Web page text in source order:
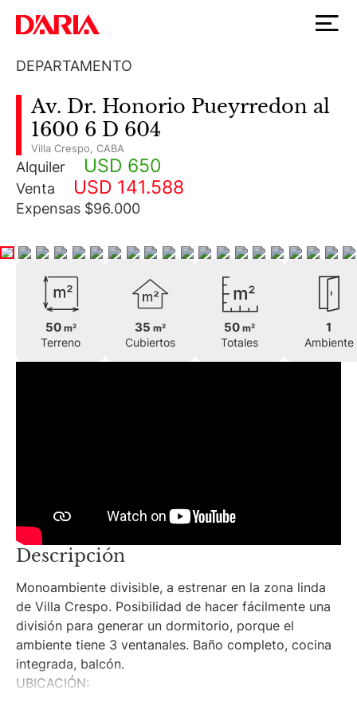
DEPARTAMENTO
Av. Dr. Honorio Pueyrredon al
1600 6 D 604
Villa Crespo CABA
Alquiler USD 650
Venta USD 141.588
Expensas $96.000
50 m²
Terreno
35 m²
Cubiertos
50m²
Totales
1
Ambiente
Descripción
Monoambiente divisible, a estrenar en la zona linda
de Villa Crespo. Posibilidad de hacer fácilmente una
división para generar un dormitorio, porque el
ambiente tiene 3 ventanales. Baño completo, cocina
integrada, balcón.
UBICACIÓN: